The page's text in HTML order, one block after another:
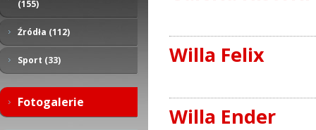
(155)
Źródła (112)
Sport (33)
Fotogalerie
Willa Felix
Willa Ender